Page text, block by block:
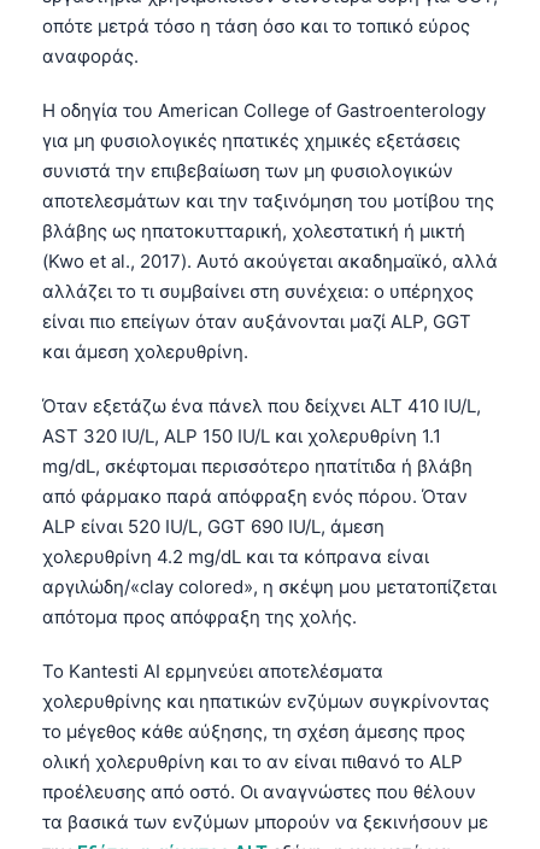
οπότε μετρά τόσο η τάση όσο και το τοπικό εύρος
αναφοράς.
Η οδηγία του American College of Gastroenterology
για μη φυσιολογικές ηπατικές χημικές εξετάσεις
συνιστά την επιβεβαίωση των μη φυσιολογικών
αποτελεσμάτων και την ταξινόμηση του μοτίβου της
βλάβης ως ηπατοκυτταρική, χολεστατική ή μικτή
(Kwo et al., 2017). Αυτό ακούγεται ακαδημαϊκό, αλλά
αλλάζει το τι συμβαίνει στη συνέχεια: ο υπέρηχος
είναι πιο επείγων όταν αυξάνονται μαζί ALP, GGT
και άμεση χολερυθρίνη.
Όταν εξετάζω ένα πάνελ που δείχνει ALT 410 IU/L,
AST 320 IU/L, ALP 150 IU/L και χολερυθρίνη 1.1
mg/dL, σκέφτομαι περισσότερο ηπατίτιδα ή βλάβη
από φάρμακο παρά απόφραξη ενός πόρου. Όταν
ALP είναι 520 IU/L, GGT 690 IU/L, άμεση
χολερυθρίνη 4.2 mg/dL και τα κόπρανα είναι
αργιλώδη/«clay colored», η σκέψη μου μετατοπίζεται
απότομα προς απόφραξη της χολής.
Το Kantesti AI ερμηνεύει αποτελέσματα
χολερυθρίνης και ηπατικών ενζύμων συγκρίνοντας
το μέγεθος κάθε αύξησης, τη σχέση άμεσης προς
ολική χολερυθρίνη και το αν είναι πιθανό το ALP
προέλευσης από οστό. Οι αναγνώστες που θέλουν
τα βασικά των ενζύμων μπορούν να ξεκινήσουν με